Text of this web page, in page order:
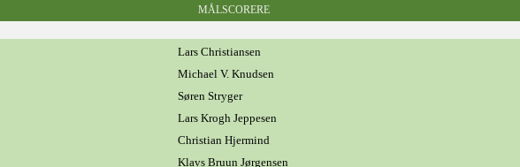
MÅLSCORERE
Lars Christiansen
Michael V. Knudsen
Søren Stryger
Lars Krogh Jeppesen
Christian Hjermind
Klavs Bruun Jørgensen